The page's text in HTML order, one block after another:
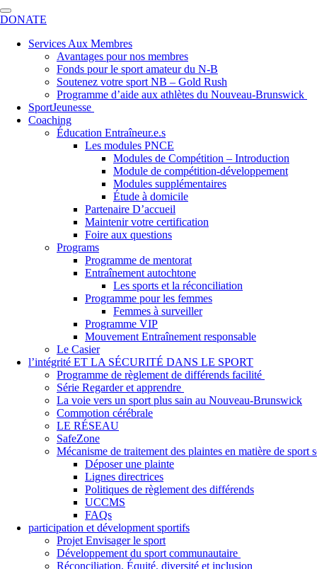
DONATE
Services Aux Membres
Avantages pour nos membres
Fonds pour le sport amateur du N-B
Soutenez votre sport NB – Gold Rush
Programme d’aide aux athlètes du Nouveau-Brunswick
SportJeunesse
Coaching
Éducation Entraîneur.e.s
Les modules PNCE
Modules de Compétition – Introduction
Module de compétition-développement
Modules supplémentaires
Étude à domicile
Partenaire D’accueil
Maintenir votre certification
Foire aux questions
Programs
Programme de mentorat
Entraînement autochtone
Les sports et la réconciliation
Programme pour les femmes
Femmes à surveiller
Programme VIP
Mouvement Entraînement responsable
Le Casier
l’intégrité ET LA SÉCURITÉ DANS LE SPORT
Programme de règlement de différends facilité
Série Regarder et apprendre
La voie vers un sport plus sain au Nouveau-Brunswick
Commotion cérébrale
LE RÉSEAU
SafeZone
Mécanisme de traitement des plaintes en matière de
Déposer une plainte
Lignes directrices
Politiques de règlement des différends
UCCMS
FAQs
participation et dévelopment sportifs
Projet Envisager le sport
Développement du sport communautaire
Réconciliation, Équité, diversité et inclusion